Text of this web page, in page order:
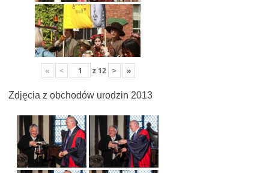
« < z 12 > »
Zdjęcia z obchodów urodzin 2013